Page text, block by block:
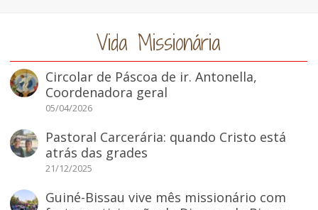
Vida Missionária
Circolar de Páscoa de ir. Antonella,
Coordenadora geral
05/04/2026
Pastoral Carcerária: quando Cristo está
atrás das grades
21/12/2025
Guiné-Bissau vive mês missionário com